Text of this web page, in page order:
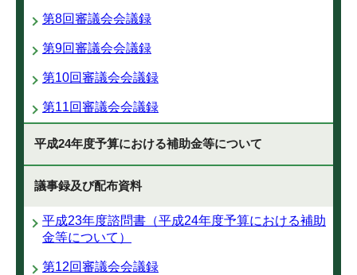
第8回審議会会議録
第9回審議会会議録
第10回審議会会議録
第11回審議会会議録
平成24年度予算における補助金等について
議事録及び配布資料
平成23年度諮問書（平成24年度予算における補助
金等について）
第12回審議会会議録